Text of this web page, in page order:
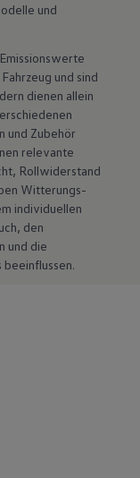
und
und sind
dienen allein
und Zubehör
relevante
Rollwiderstand
Witterungs-
individuellen
den
und die